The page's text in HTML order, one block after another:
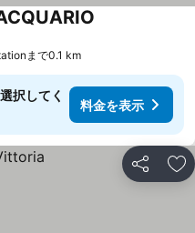
まで0.1 km
択してく
料金を表示
シェア お